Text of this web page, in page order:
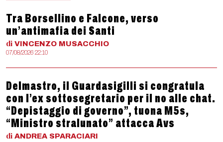
Tra Borsellino e Falcone, verso
un’antimafia dei Santi
di VINCENZO MUSACCHIO
07/08/2026 22:10
Delmastro, il Guardasigilli si congratula
con l’ex sottosegretario per il no alle chat.
“Depistaggio di governo”, tuona M5s,
“Ministro stralunato” attacca Avs
di ANDREA SPARACIARI